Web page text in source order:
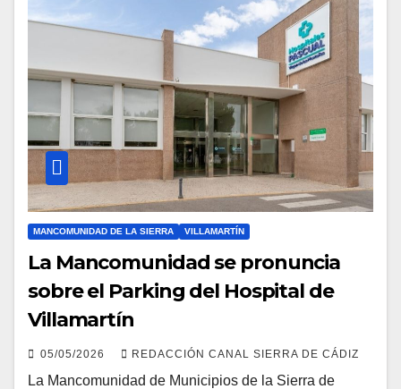
MANCOMUNIDAD DE LA SIERRA VILLAMARTÍN
La Mancomunidad se pronuncia
sobre el Parking del Hospital de
Villamartín
05/05/2026 REDACCIÓN CANAL SIERRA DE CÁDIZ
La Mancomunidad de Municipios de la Sierra de